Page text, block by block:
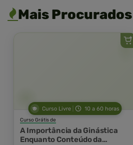
Mais Procurados
Curso Livre 10 a 60 horas
Curso Grátis de
A Importância da Ginástica
Enquanto Conteúdo da